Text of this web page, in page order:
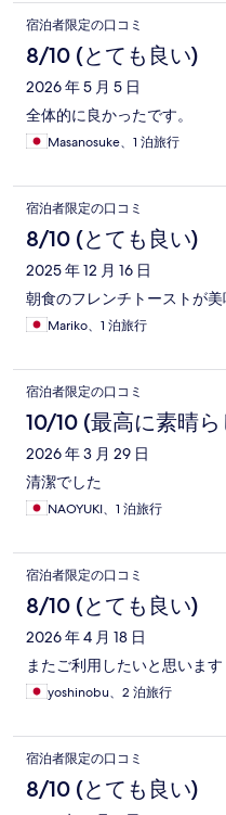
宿泊者限定の口コミ
8/10 (とても良い)
2026 年 5 月 5 日
全体的に良かったです。
Masanosuke、1 泊旅行
宿泊者限定の口コミ
8/10 (とても良い)
2025 年 12 月 16 日
朝食のフレンチトーストが美
Mariko、1 泊旅行
宿泊者限定の口コミ
10/10 (最高に素晴ら
2026 年 3 月 29 日
清潔でした
NAOYUKI、1 泊旅行
宿泊者限定の口コミ
8/10 (とても良い)
2026 年 4 月 18 日
またご利用したいと思いま
yoshinobu、2 泊旅行
宿泊者限定の口コミ
8/10 (とても良い)